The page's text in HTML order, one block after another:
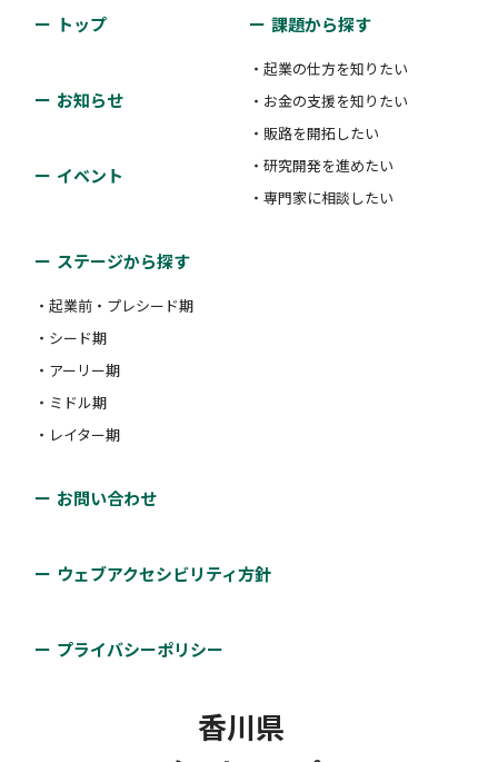
トップ
お知らせ
イベント
課題から探す
・起業の仕方を知りたい
・お金の支援を知りたい
・販路を開拓したい
・研究開発を進めたい
・専門家に相談したい
ステージから探す
・起業前・プレシード期
・シード期
・アーリー期
・ミドル期
・レイター期
お問い合わせ
ウェブアクセシビリティ方針
プライバシーポリシー
香川県